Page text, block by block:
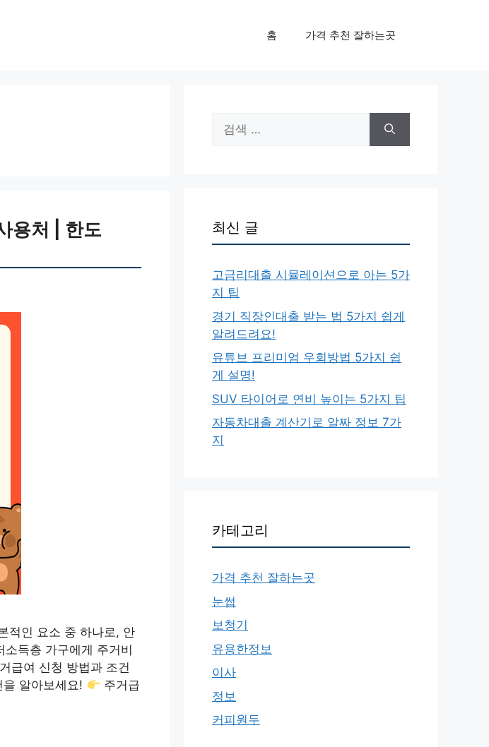
홈 가격 추천 잘하는곳
용처 | 한도
적인 요소 중 하나로, 안
득층 가구에게 주거비
급여 신청 방법과 조건
알아보세요!
주거급
색:
최신 글
고금리대출 시뮬레이션으로 아는 5가
지 팁
경기 직장인대출 받는 법 5가지 쉽게
알려드려요!
유튜브 프리미엄 우회방법 5가지 쉽
게 설명!
SUV 타이어로 연비 높이는 5가지 팁
자동차대출 계산기로 알짜 정보 7가
지
카테고리
가격 추천 잘하는곳
눈썹
보청기
유용한정보
이사
정보
커피원두